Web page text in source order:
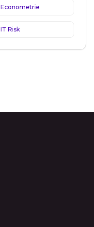
Econometrie
IT Risk